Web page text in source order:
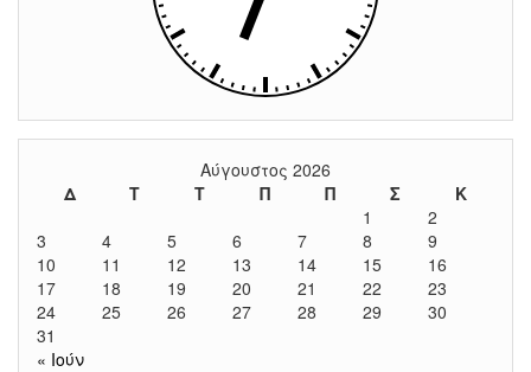
Αύγουστος 2026
Δ
Τ Τ Π Π Σ
Κ
1
2
3
4 5 6 7 8
9
10
11 12 13 14 15
16
17
18 19 20 21 22
23
24
25 26 27 28 29
30
31
« Ιούν